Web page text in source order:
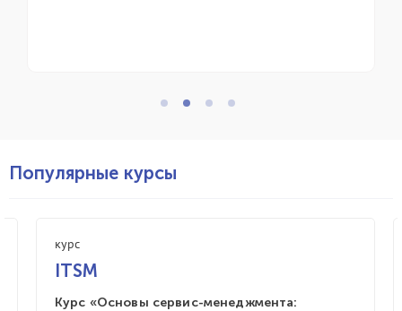
Популярные курсы
курс
ITSM
Курс «Основы сервис-менеджмента: